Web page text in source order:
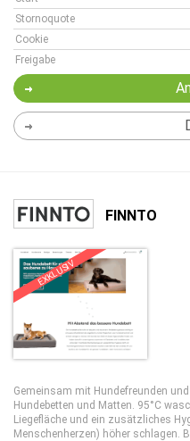
Stornoquote
Cookie
Freigabe
FINNTO
EXKLUSIV
Gemeinsam mit Hundefreunden
Hundebetten und Matten. 95°C
Liegefläche und ein zusätzliches
Menschenherzen) höher schlagen.